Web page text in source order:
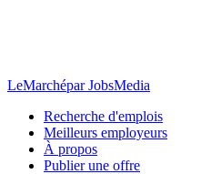
LeMarchépar JobsMedia
Recherche d'emplois
Meilleurs employeurs
À propos
Publier une offre